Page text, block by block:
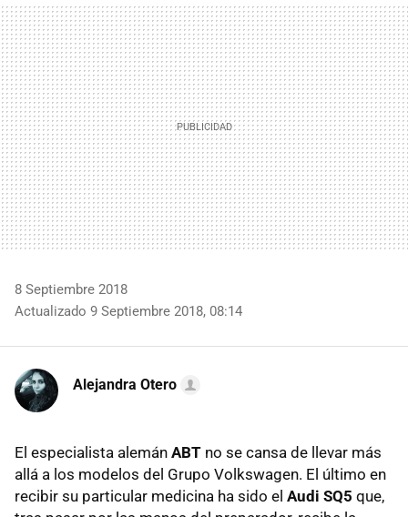
MAIL
8 Septiembre 2018
Actualizado 9 Septiembre 2018, 08:14
Alejandra Otero
El especialista alemán ABT no se cansa de llevar más
allá a los modelos del Grupo Volkswagen. El último en
recibir su particular medicina ha sido el Audi SQ5 que,